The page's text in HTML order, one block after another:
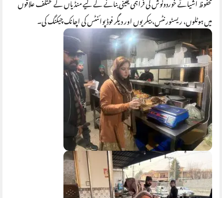
میں ہوٹلوں، ریسٹورنٹس، بیکریوں اور دیگر فوڈ پوائنٹس کی اچانک چیکنگ کی۔